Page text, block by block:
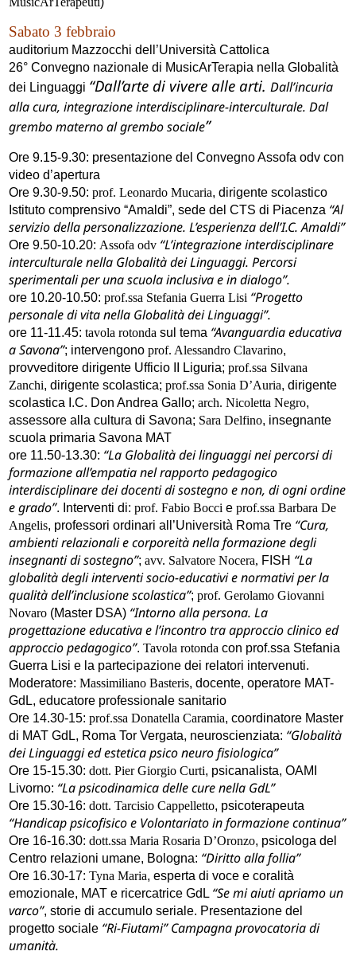
Sabato 3 febbraio
auditorium Mazzocchi dell’Università Cattolica
26° Convegno nazionale di MusicArTerapia nella Globalità
dei Linguaggi “Dall’arte di vivere alle arti. Dall’incuria
alla cura, integrazione interdisciplinare-interculturale. Dal
grembo materno al grembo sociale”
Ore 9.15-9.30: presentazione del Convegno Assofa odv con
video d’apertura
Ore 9.30-9.50:prof. Leonardo Mucaria, dirigente scolastico
Istituto comprensivo “Amaldi”, sede del CTS di Piacenza “Al
servizio della personalizzazione. L’esperienza dell’I.C. Amaldi”
Ore 9.50-10.20: Assofa odv “L’integrazione interdisciplinare
interculturale nella Globalità dei Linguaggi. Percorsi
sperimentali per una scuola inclusiva e in dialogo”.
ore 10.20-10.50:prof.ssa Stefania Guerra Lisi “Progetto
personale di vita nella Globalità dei Linguaggi”.
ore 11-11.45:tavola rotonda sul tema “Avanguardia educativa
a Savona”; intervengonoprof. Alessandro Clavarino,
provveditore dirigente Ufficio II Liguria;prof.ssa Silvana
Zanchi, dirigente scolastica;prof.ssa Sonia D’Auria, dirigente
scolastica I.C. Don Andrea Gallo;arch. Nicoletta Negro,
assessore alla cultura di Savona; Sara Delfino, insegnante
scuola primaria Savona MAT
ore 11.50-13.30: “La Globalità dei linguaggi nei percorsi di
formazione all’empatia nel rapporto pedagogico
interdisciplinare dei docenti di sostegno e non, di ogni ordine
e grado”. Interventi di:prof. Fabio Boccie prof.ssa Barbara De
Angelis, professori ordinari all’Università Roma Tre “Cura,
ambienti relazionali e corporeità nella formazione degli
insegnanti di sostegno”;avv. Salvatore Nocera, FISH “La
globalità degli interventi socio-educativi e normativi per la
qualità dell’inclusione scolastica”;prof. Gerolamo Giovanni
Novaro (Master DSA) “Intorno alla persona. La
progettazione educativa e l’incontro tra approccio clinico ed
approccio pedagogico”.Tavola rotonda con prof.ssa Stefania
Guerra Lisi e la partecipazione dei relatori intervenuti.
Moderatore:Massimiliano Basteris, docente, operatore MAT-
GdL, educatore professionale sanitario
Ore 14.30-15:prof.ssa Donatella Caramia, coordinatore Master
di MAT GdL, Roma Tor Vergata, neuroscienziata: “Globalità
dei Linguaggi ed estetica psico neuro fisiologica”
Ore 15-15.30:dott. Pier Giorgio Curti, psicanalista, OAMI
Livorno: “La psicodinamica delle cure nella GdL”
Ore 15.30-16:dott. Tarcisio Cappelletto, psicoterapeuta
“Handicap psicofisico e Volontariato in formazione continua”
Ore 16-16.30:dott.ssa Maria Rosaria D’Oronzo, psicologa del
Centro relazioni umane, Bologna: “Diritto alla follia”
Ore 16.30-17:Tyna Maria, esperta di voce e coralità
emozionale, MAT e ricercatrice GdL “Se mi aiuti apriamo un
varco”, storie di accumulo seriale. Presentazione del
progetto sociale “Ri-Fiutami” Campagna provocatoria di
umanità.